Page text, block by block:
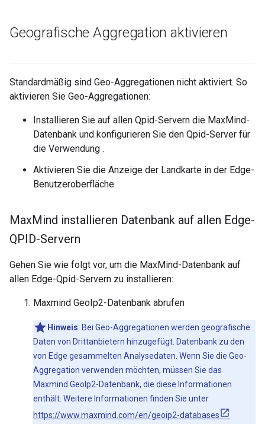
Geografische Aggregation aktivieren
Standardmäßig sind Geo-Aggregationen nicht aktiviert. So
aktivieren Sie Geo-Aggregationen:
Installieren Sie auf allen Qpid-Servern die MaxMind-
Datenbank und konfigurieren Sie den Qpid-Server für
die Verwendung .
Aktivieren Sie die Anzeige der Landkarte in der Edge-
Benutzeroberfläche.
MaxMind installieren Datenbank auf allen Edge-
QPID-Servern
Gehen Sie wie folgt vor, um die MaxMind-Datenbank auf
allen Edge-Qpid-Servern zu installieren:
Maxmind GeoIp2-Datenbank abrufen
Hinweis: Bei Geo-Aggregationen werden geografische
Daten von Drittanbietern hinzugefügt. Datenbank zu den
von Edge gesammelten Analysedaten. Wenn Sie die Geo-
Aggregation verwenden möchten, müssen Sie das
Maxmind GeoIp2-Datenbank, die diese Informationen
enthält. Weitere Informationen finden Sie unter
https://www.maxmind.com/en/geoip2-databases